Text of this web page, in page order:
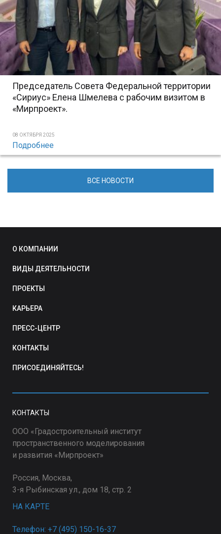
Председатель Совета Федеральной территории
«Сириус» Елена Шмелева с рабочим визитом в
«Мирпроект».
08 ОКТЯБРЯ 2025
Подробнее
ВСЕ НОВОСТИ
О КОМПАНИИ
ВИДЫ ДЕЯТЕЛЬНОСТИ
ПРОЕКТЫ
КАРЬЕРА
ПРЕСС-ЦЕНТР
КОНТАКТЫ
ПРИСОЕДИНЯЙТЕСЬ!
КОНТАКТЫ
ООО «Градостроительный институт
пространственного моделирования
и развития «Мирпроект»
Россия, Москва,
3-я Рыбинская ул., дом 18, стр. 2
НА КАРТЕ
Телефон: +7 (495) 150-16-37